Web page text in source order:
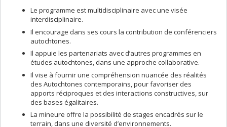
Le programme est multidisciplinaire avec une visée
interdisciplinaire.
Il encourage dans ses cours la contribution de conférenciers
autochtones.
Il appuie les partenariats avec d’autres programmes en
études autochtones, dans une approche collaborative.
Il vise à fournir une compréhension nuancée des réalités
des Autochtones contemporains, pour favoriser des
apports réciproques et des interactions constructives, sur
des bases égalitaires.
La mineure offre la possibilité de stages encadrés sur le
terrain, dans une diversité d’environnements.